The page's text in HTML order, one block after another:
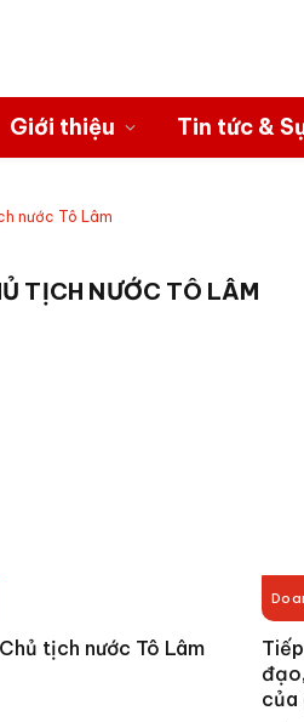
Giới thiệu Tin tức &
nước Tô Lâm
TỊCH NƯỚC TÔ LÂM
tịch nước Tô Lâm
của